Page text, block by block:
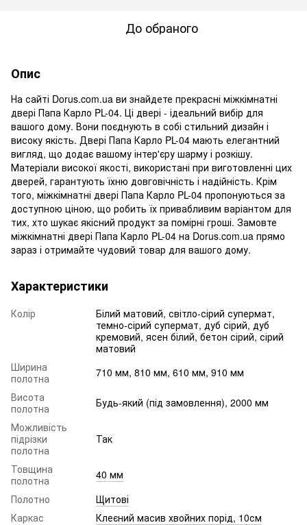
До обраного
Опис
На сайті Dorus.com.ua ви знайдете прекрасні міжкімнатні
двері Папа Карло PL-04. Ці двері - ідеальний вибір для
вашого дому. Вони поєднують в собі стильний дизайн і
високу якість. Двері Папа Карло PL-04 мають елегантний
вигляд, що додає вашому інтер'єру шарму і розкішу.
Матеріали високої якості, використані при виготовленні цих
дверей, гарантують їхню довговічність і надійність. Крім
того, міжкімнатні двері Папа Карло PL-04 пропонуються за
доступною ціною, що робить їх привабливим варіантом для
тих, хто шукає якісний продукт за помірні гроші. Замовте
міжкімнатні двері Папа Карло PL-04 на Dorus.com.ua прямо
зараз і отримайте чудовий товар для вашого дому.
Характеристики
Колір
Білий матовий, світло-сірий супермат,
темно-сірий супермат, дуб сірий, дуб
кремовий, ясен білий, бетон сірий, сірий
матовий
Ширина
полотна
710 мм, 810 мм, 610 мм, 910 мм
Висота
полотна
Будь-який (під замовлення), 2000 мм
Можливість
підрізки
полотна
Так
Товщина
полотна
40 мм
Полотно
Щитові
Каркас
Клеєний масив хвойних порід, 10см